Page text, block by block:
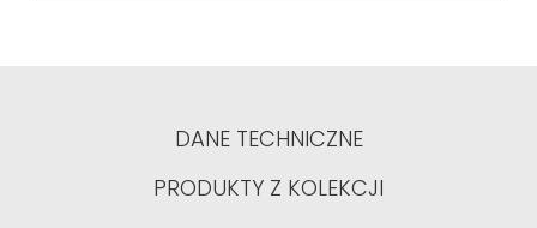
DANE TECHNICZNE
PRODUKTY Z KOLEKCJI